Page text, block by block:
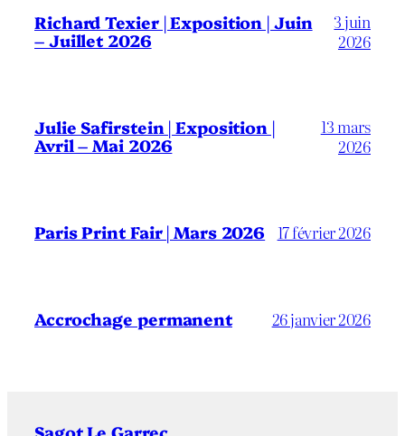
Richard Texier | Exposition | Juin
– Juillet 2026
3 juin
2026
Julie Safirstein | Exposition |
Avril – Mai 2026
13 mars
2026
Paris Print Fair | Mars 2026 17 février 2026
Accrochage permanent 26 janvier 2026